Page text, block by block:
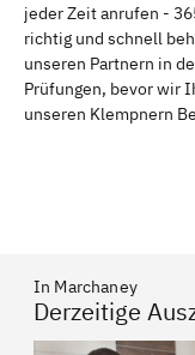
Freising
jeder Zeit anrufen -
richtig und schnell
unseren Partnern in
Prüfungen, bevor wir
unseren Klempnern
In Marchaney
Derzeitige